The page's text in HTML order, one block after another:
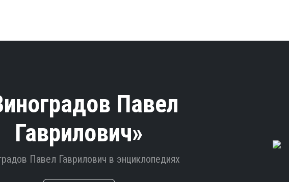
Павел
Гаврилович»
Павел Гаврилович в энциклопедиях